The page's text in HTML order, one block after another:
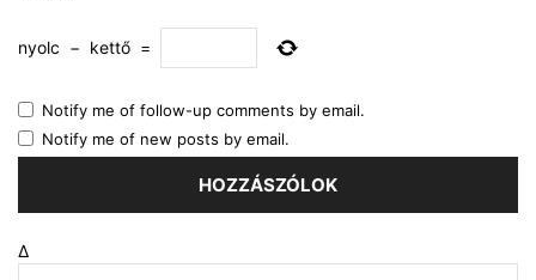
nyolc − kettő =
Notify me of follow-up comments by email.
Notify me of new posts by email.
Δ